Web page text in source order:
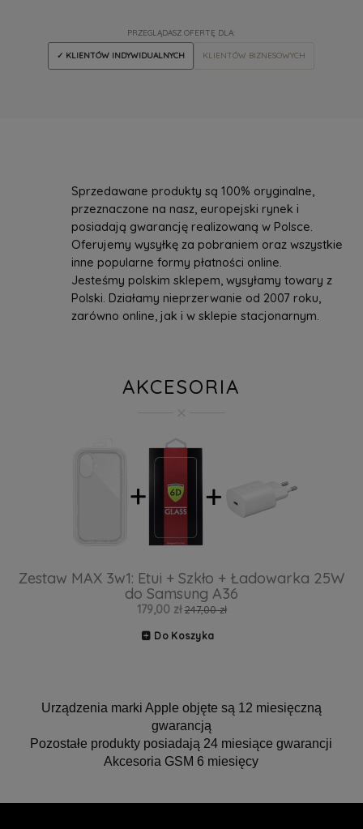
PRZEGLĄDASZ OFERTĘ DLA:
✓ KLIENTÓW INDYWIDUALNYCH KLIENTÓW BIZNESOWYCH
Sprzedawane produkty są 100% oryginalne,
przeznaczone na nasz, europejski rynek i
posiadają gwarancję realizowaną w Polsce.
Oferujemy wysyłkę za pobraniem oraz wszystkie
inne popularne formy płatności online.
Jesteśmy polskim sklepem, wysyłamy towary z
Polski. Działamy nieprzerwanie od 2007 roku,
zarówno online, jak i w sklepie stacjonarnym.
AKCESORIA
Zestaw MAX 3w1: Etui + Szkło + Ładowarka 25W
do Samsung A36
179,00 zł 247,00 zł
Do Koszyka
Urządzenia marki Apple objęte są 12 miesięczną
gwarancją
Pozostałe produkty posiadają 24 miesiące gwarancji
Akcesoria GSM 6 miesięcy